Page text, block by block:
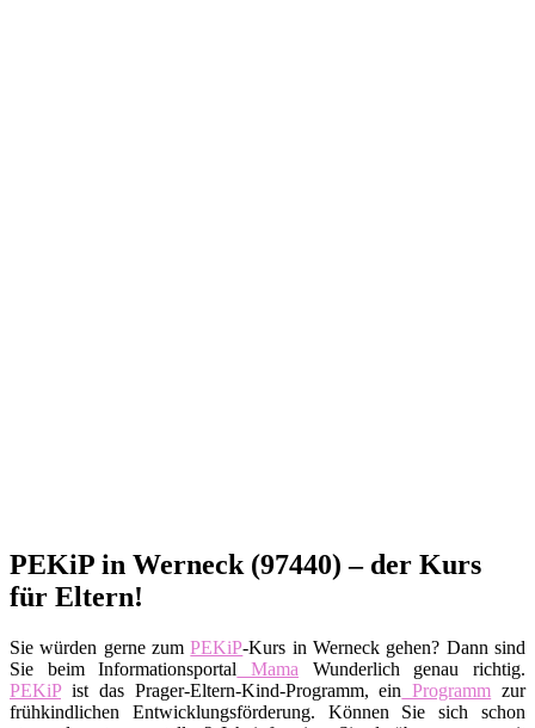
PEKiP in Werneck (97440) – der Kurs
für Eltern!
Sie würden gerne zumPEKiP-Kurs in Werneck gehen? Dann sind
Sie beim Informationsportal Mama Wunderlich genau richtig.
PEKiPist das Prager-Eltern-Kind-Programm, ein Programm zur
frühkindlichen Entwicklungsförderung. Können Sie sich schon